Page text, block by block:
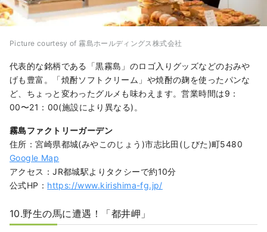
Picture courtesy of 霧島ホールディングス株式会社
代表的な銘柄である「黒霧島」のロゴ入りグッズなどのおみや
げも豊富。「焼酎ソフトクリーム」や焼酎の麹を使ったパンな
ど、ちょっと変わったグルメも味わえます。営業時間は9：
00〜21：00(施設により異なる)。
霧島ファクトリーガーデン
住所：宮崎県都城(みやこのじょう)市志比田(しびた)町5480
Google Map
アクセス：JR都城駅よりタクシーで約10分
公式HP： https://www.kirishima-fg.jp/
10.野生の馬に遭遇！「都井岬 」